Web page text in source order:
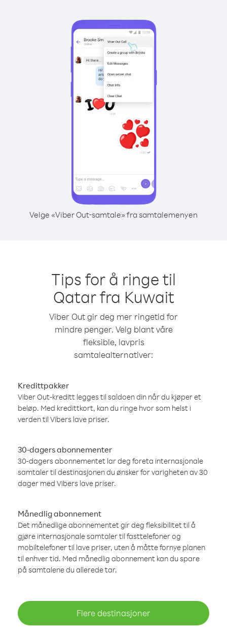
Velge «Viber Out-samtale» fra samtalemenyen
Tips for å ringe til
Qatar fra Kuwait
Viber Out gir deg mer ringetid for
mindre penger. Velg blant våre
fleksible, lavpris
samtalealternativer:
Kredittpakker
Viber Out-kreditt legges til saldoen din når du kjøper et
beløp. Med kredittkort, kan du ringe hvor som helst i
verden til Vibers lave priser.
30-dagers abonnementer
30-dagers abonnementet lar deg foreta internasjonale
samtaler til destinasjonen du ønsker for varigheten av 30
dager med Vibers lave priser.
Månedlig abonnement
Det månedlige abonnementet gir deg fleksibilitet til å
gjøre internasjonale samtaler til fasttelefoner og
mobiltelefoner til lave priser, uten å måtte fornye planen
til enhver tid. Med månedlig abonnement kan du spare
på samtalene du allerede tar.
Flere destinasjoner